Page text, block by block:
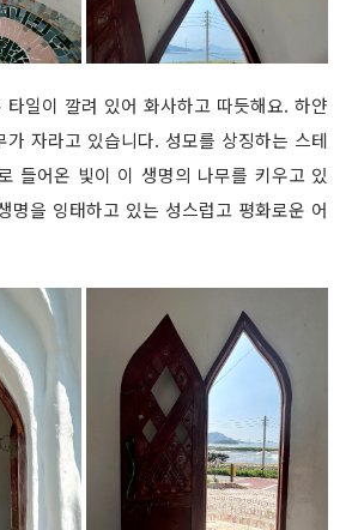
타일이 깔려 있어 화사하고 따듯해요. 하얀
가 자라고 있습니다. 성모를 상징하는 스테
들어온 빛이 이 생명의 나무를 키우고 있
명을 잉태하고 있는 성스럽고 평화로운 어